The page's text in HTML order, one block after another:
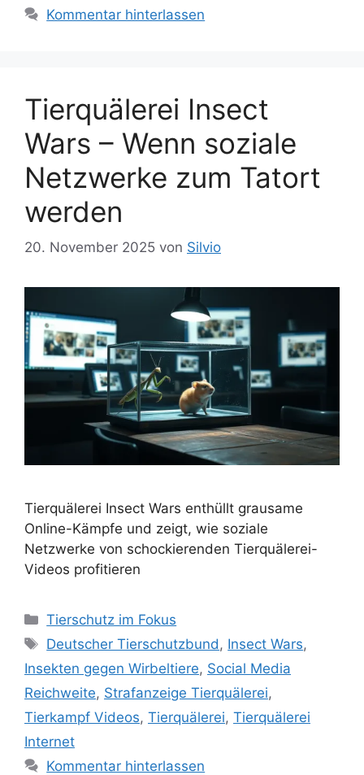
n
w
r
Kommentar hinterlassen
Tierquälerei Insect
Wars – Wenn soziale
Netzwerke zum Tatort
werden
20. November 2025 von Silvio
Tierquälerei Insect Wars enthüllt grausame
Online-Kämpfe und zeigt, wie soziale
Netzwerke von schockierenden Tierquälerei-
Videos profitieren
K
a
e
g
o
r
i
Tierschutz im Fokus
S
c
l
a
g
w
Deutscher Tierschutzbund , Insect Wars,
Insekten gegen Wirbeltiere, Social Media
Reichweite, Strafanzeige Tierquälerei,
Tierkampf Videos, Tierquälerei, Tierquälerei
Internet
Kommentar hinterlassen